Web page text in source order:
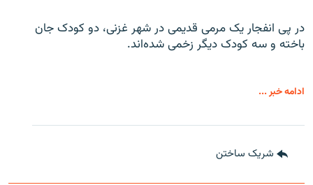
در پی انفجار یک مرمی قدیمی در شهر غزنی، دو کودک جان
باخته و سه کودک دیگر زخمی شده‌اند.
ادامه خبر ...
شریک ساختن